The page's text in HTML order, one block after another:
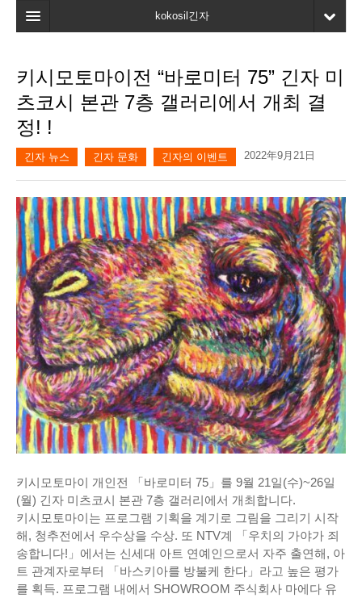
kokosil긴자
검색
최신정보
고객평가
마이페이지
즐겨찾기
키시모토마이전 “바로미터 75” 긴자 미
츠코시 본관 7층 갤러리에서 개최 결
정! !
긴자 뉴스 긴자 문화 긴자의 이벤트 2022年9月21日
키시모토마이 개인전 「바로미터 75」를 9월 21일(수)~26일
(월) 긴자 미츠코시 본관 7층 갤러리에서 개최합니다.
키시모토마이는 프로그램 기획을 계기로 그림을 그리기 시작
해, 청추전에서 우수상을 수상. 또 NTV계 「우치의 가야가 죄
송합니다!」에서는 신세대 아트 연예인으로서 자주 출연해, 아
트 관계자로부터 「바스키아를 방불케 한다」라고 높은 평가
를 획득. 프로그램 내에서 SHOWROOM 주식회사 마에다 유